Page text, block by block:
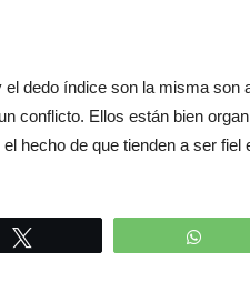
dedo índice son la misma son
conflicto. Ellos están bien
hecho de que tienden a ser fiel